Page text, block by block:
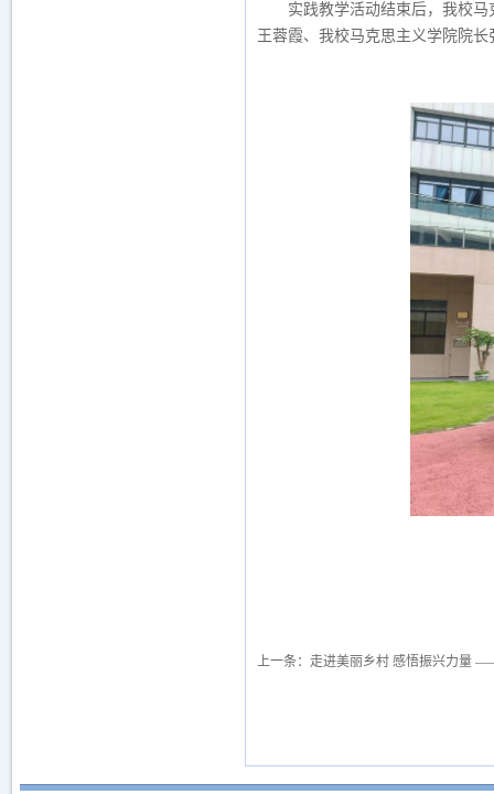
实践教学活动结束后，我校
王蓉霞、我校马克思主义学院院
上一条： 走进美丽乡村 感悟振兴力量